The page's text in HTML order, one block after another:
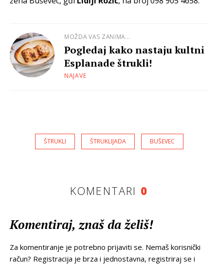
MOŽDA VAS ZANIMA...
Pogledaj kako nastaju kultni
Esplanade štrukli!
NAJAVE
ŠTRUKLI ŠTRUKLIJADA BUŠEVEC
KOMENTARI 0
Komentiraj, znaš da želiš!
Za komentiranje je potrebno prijaviti se. Nemaš korisnički
račun? Registracija je brza i jednostavna, registriraj se i